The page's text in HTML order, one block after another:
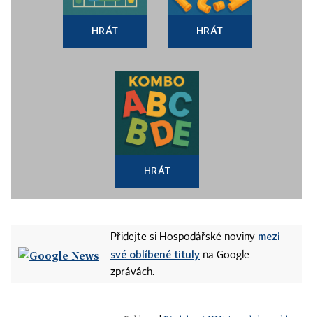
HRÁT HRÁT
HRÁT
Přidejte si Hospodářské noviny mezi
své oblíbené tituly na Google
zprávách.